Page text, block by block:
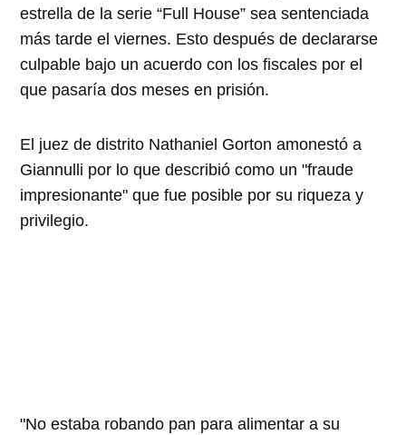
estrella de la serie “Full House” sea sentenciada
más tarde el viernes. Esto después de declararse
culpable bajo un acuerdo con los fiscales por el
que pasaría dos meses en prisión.
El juez de distrito Nathaniel Gorton amonestó a
Giannulli por lo que describió como un "fraude
impresionante" que fue posible por su riqueza y
privilegio.
"No estaba robando pan para alimentar a su